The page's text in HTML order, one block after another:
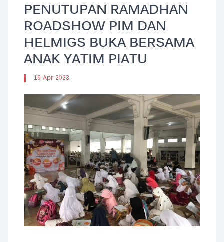
PENUTUPAN RAMADHAN
ROADSHOW PIM DAN
HELMIGS BUKA BERSAMA
ANAK YATIM PIATU
19 Apr 2023